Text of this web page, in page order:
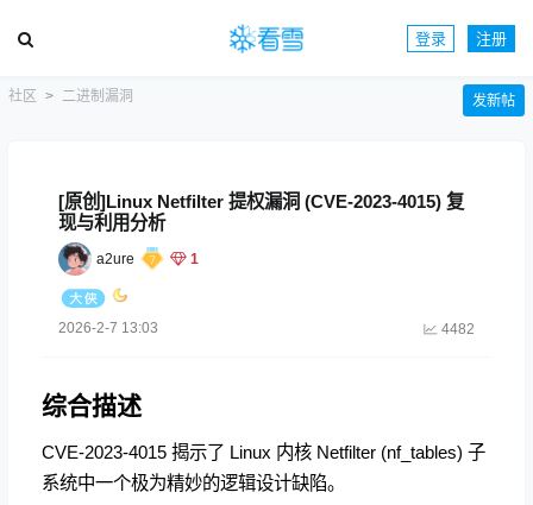
登录 注册
社区 二进制漏洞 发新帖
[原创]Linux Netfilter 提权漏洞 (CVE-2023-4015) 复
现与利用分析
a2ure 1
2026-2-7 13:03 4482
综合描述
CVE-2023-4015 揭示了 Linux 内核 Netfilter (nf_tables) 子
系统中一个极为精妙的逻辑设计缺陷。